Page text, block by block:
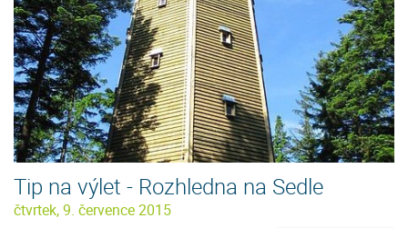
Tip na výlet - Rozhledna na Sedle
čtvrtek, 9. července 2015